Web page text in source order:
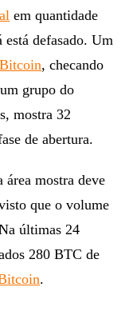
em quantidade
defasado. Um
, checando
grupo do
mostra 32
de abertura.
área mostra deve
que o volume
últimas 24
280 BTC de
.